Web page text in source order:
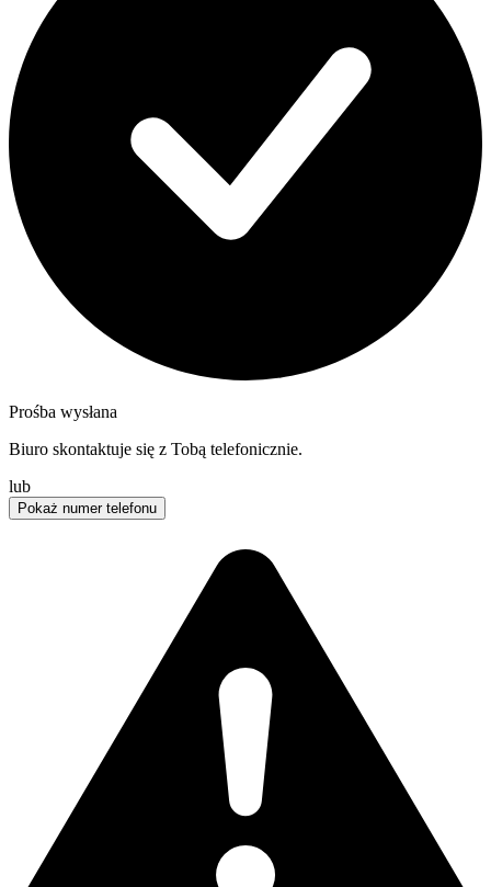
Prośba wysłana
Biuro skontaktuje się z Tobą telefonicznie.
lub
Pokaż numer telefonu